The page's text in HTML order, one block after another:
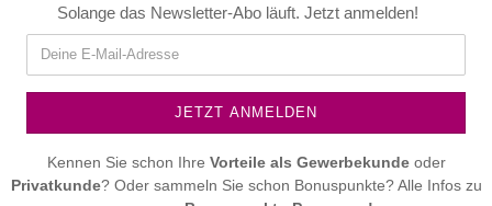
Solange das Newsletter-Abo läuft. Jetzt anmelden!
Kennen Sie schon Ihre Vorteile als Gewerbekundeoder
Privatkunde? Oder sammeln Sie schon Bonuspunkte? Alle Infos zu